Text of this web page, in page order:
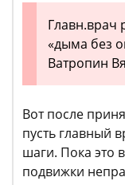
Главн.врач
«дыма без
Ватропин
Вот после
пусть главный
шаги. Пока это
подвижки